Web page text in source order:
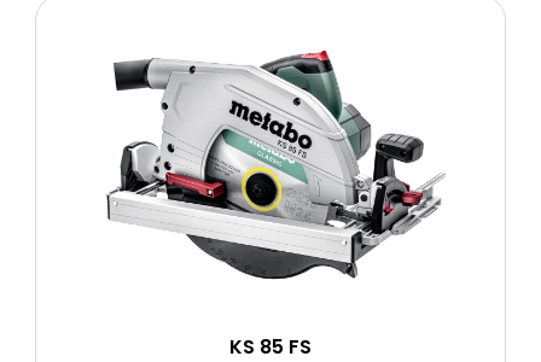
KS 85 FS